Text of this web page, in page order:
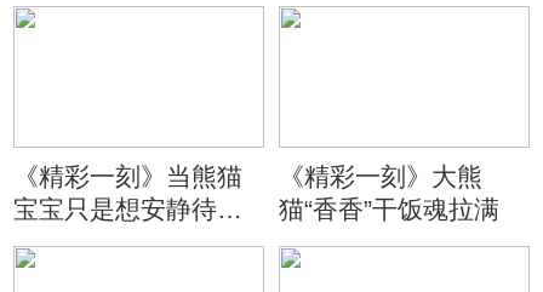
《精彩一刻》当熊猫
宝宝只是想安静待会
儿
《精彩一刻》大熊
猫“香香”干饭魂拉满